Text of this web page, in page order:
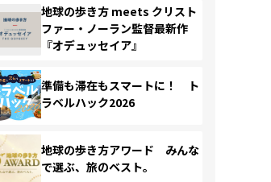
地球の歩き方 meets クリスト
ファー・ノーラン監督最新作
『オデュッセイア』
準備も滞在もスマートに！ ト
ラベルハック2026
地球の歩き方アワード みんな
で選ぶ、旅のベスト。